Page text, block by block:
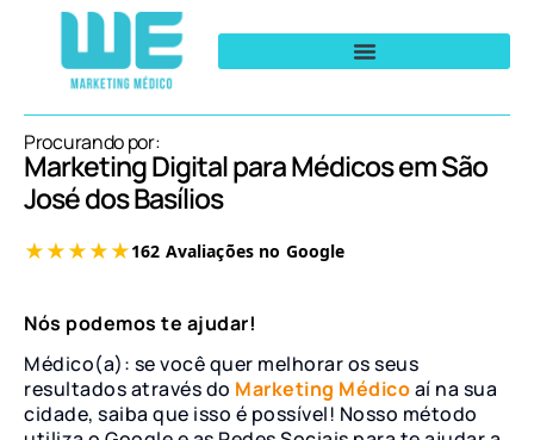
Procurando por:
Marketing Digital para Médicos em São
José dos Basílios
Nós podemos te ajudar!
Médico(a): se você quer melhorar os seus
resultados através do Marketing Médicoaí na sua
cidade, saiba que isso é possível! Nosso método